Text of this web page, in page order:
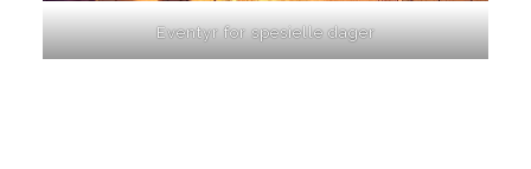
Eventyr for spesielle dager